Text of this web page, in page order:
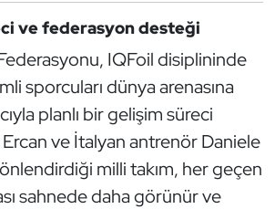
ve federasyon desteği
IQFoil disiplininde
sporcuları dünya arenasına
planlı bir gelişim süreci
ve İtalyan antrenör Daniele
milli takım, her geçen
sahnede daha görünür ve